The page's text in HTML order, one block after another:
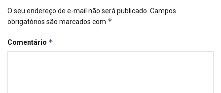
O seu endereço de e-mail não será publicado. Campos
obrigatórios são marcados com *
Comentário *